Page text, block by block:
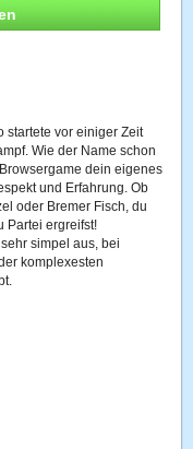
startete vor einiger Zeit
Wie der Name schon
dein eigenes
und Erfahrung. Ob
oder Bremer Fisch, du
Partei ergreifst!
simpel aus, bei
komplexesten